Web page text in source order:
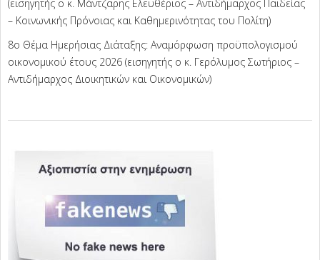
(εισηγητής ο κ. Μάντζαρης Ελευθέριος – Αντιδήμαρχος Παιδείας
– Κοινωνικής Πρόνοιας και Καθημερινότητας του Πολίτη)
8ο Θέμα Ημερήσιας Διάταξης: Αναμόρφωση προϋπολογισμού
οικονομικού έτους 2026 (εισηγητής ο κ. Γερόλυμος Σωτήριος –
Αντιδήμαρχος Διοικητικών και Οικονομικών)